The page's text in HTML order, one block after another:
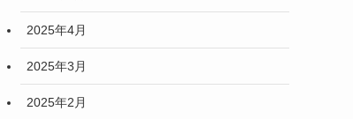
2025年4月
2025年3月
2025年2月